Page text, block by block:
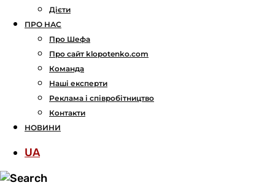
Дієти
ПРО НАС
Про Шефа
Про сайт klopotenko.com
Команда
Наші експерти
Реклама і співробітництво
Контакти
НОВИНИ
UA